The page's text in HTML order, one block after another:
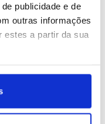
publicidade e de
outras informações
estes a partir da sua
em Bungoma